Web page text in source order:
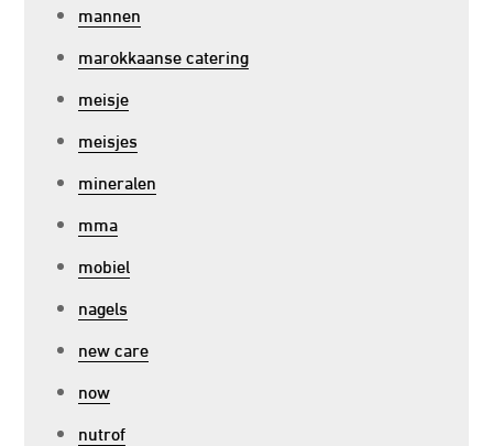
mannen
marokkaanse catering
meisje
meisjes
mineralen
mma
mobiel
nagels
new care
now
nutrof